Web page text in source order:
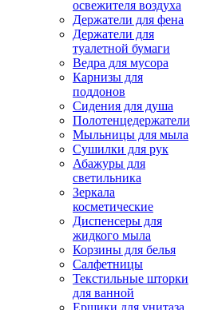
освежителя воздуха
Держатели для фена
Держатели для
туалетной бумаги
Ведра для мусора
Карнизы для
поддонов
Сидения для душа
Полотенцедержатели
Мыльницы для мыла
Сушилки для рук
Абажуры для
светильника
Зеркала
косметические
Диспенсеры для
жидкого мыла
Корзины для белья
Салфетницы
Текстильные шторки
для ванной
Ершики для унитаза